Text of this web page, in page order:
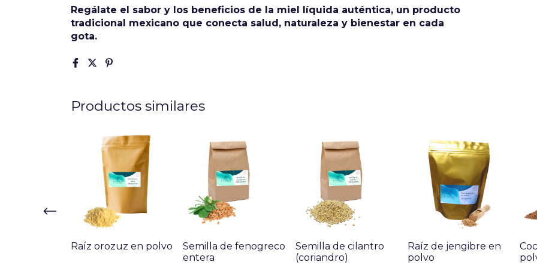
Regálate el sabor y los beneficios de la miel líquida auténtica, un producto
tradicional mexicano que conecta salud, naturaleza y bienestar en cada
gota.
Productos similares
Raíz orozuz en polvo
Semilla de fenogreco
entera
Semilla de cilantro
(coriandro)
Raíz de jengibre en
polvo